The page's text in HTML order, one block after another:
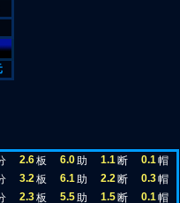
2.6板 6.0助 1.1 断 0.1帽
3.2板 6.1助 2.2 断 0.3帽
2.3板 5.5助 1.5 断 0.1帽